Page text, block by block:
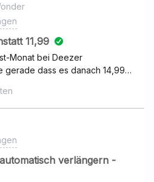
wird mir von Deezer
Konto unter der Web.de E-
Was muss ich denn jetzt
vorhandeneDeezer Family zu
11,99
Monat bei Deezer
gerade dass es danach 14,99€
wird aber eigtl mit 11,99€
sein? 😀 Habe nun vorerst das
verlängern -